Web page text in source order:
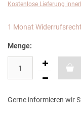
Kostenlose Lieferung
1 Monat Widerrufsrecht
Menge:
Gerne informieren wir